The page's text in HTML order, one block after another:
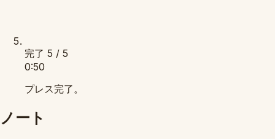
完了 5 / 5
0:50
プレス完了。
ノート